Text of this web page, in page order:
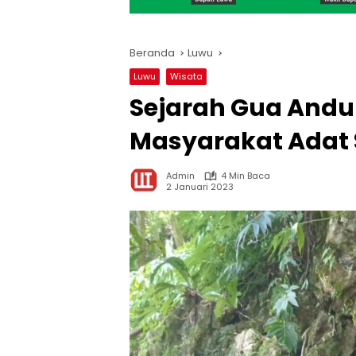
Beranda Luwu
Luwu Wisata
Sejarah Gua
Masyarakat Adat
Admin
4 Min Baca
2 Januari 2023